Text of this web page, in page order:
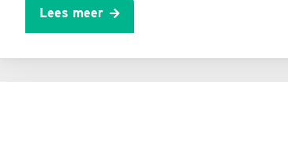
Lees meer